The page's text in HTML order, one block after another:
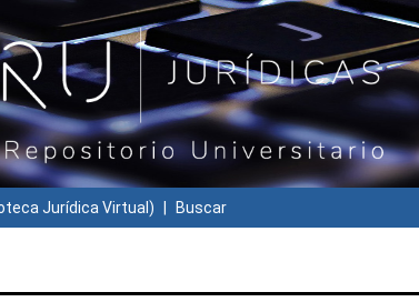
Jurídica Virtual) Buscar